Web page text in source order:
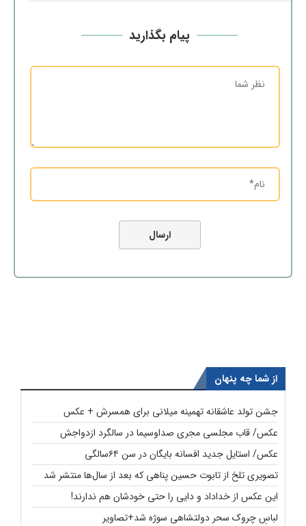
پیام بگذارید
از شما چه پنهان
جشن تولد عاشقانه تهمینه میلانی برای همسرش + عکس
عکس/ قاب مجلسی مجری صداوسیما در سالگرد ازدواجش
عکس/ استایل جدید افسانه بایگان در سن ۶۴سالگی
تصویری تلخ از تابوت حسین پناهی که بعد از سال‌ها منتشر شد
این عکس از خداداد و دایی را حتی خودشان هم ندارند!
لباسِ چروک سحر دولتشاهی سوژه شد+تصاویر